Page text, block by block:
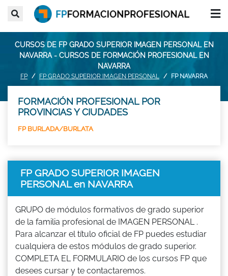
CURSOS DE FP GRADO SUPERIOR IMAGEN PERSONAL EN
NAVARRA - CURSOS DE FORMACIÓN PROFESIONAL EN
NAVARRA
FP FP GRADO SUPERIOR IMAGEN PERSONAL FP NAVARRA
FORMACIÓN PROFESIONAL POR
PROVINCIAS Y CIUDADES
FP BURLADA/BURLATA
FP GRADO SUPERIOR IMAGEN
PERSONAL en NAVARRA
GRUPO de módulos formativos de grado superior
de la familia profesional de IMAGEN PERSONAL .
Para alcanzar el título oficial de FP puedes estudiar
cualquiera de estos módulos de grado superior.
COMPLETA EL FORMULARIO de los cursos FP que
desees cursar y te contactaremos.